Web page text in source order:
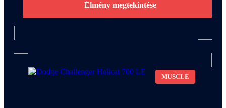
Élmény megtekintése
MUSCLE